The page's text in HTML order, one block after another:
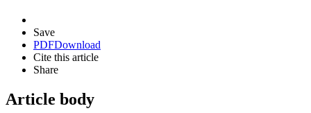
Save
PDFDownload
Cite this article
Share
Article body